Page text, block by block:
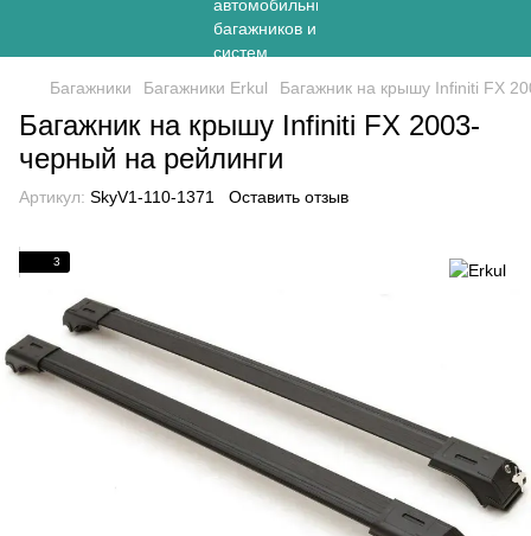
Багажники Багажники Erkul Багажник на крышу Infiniti FX
Багажник на крышу Infiniti FX 2003-
черный на рейлинги
Артикул: SkyV1-110-1371 Оставить отзыв
3